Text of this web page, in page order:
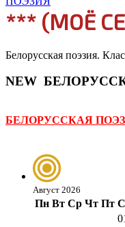
*** (МОЁ
Белорусская поэзия.
NEW
БЕЛОРУССКАЯ
Август 2026
Пн Вт Ср Чт Пт